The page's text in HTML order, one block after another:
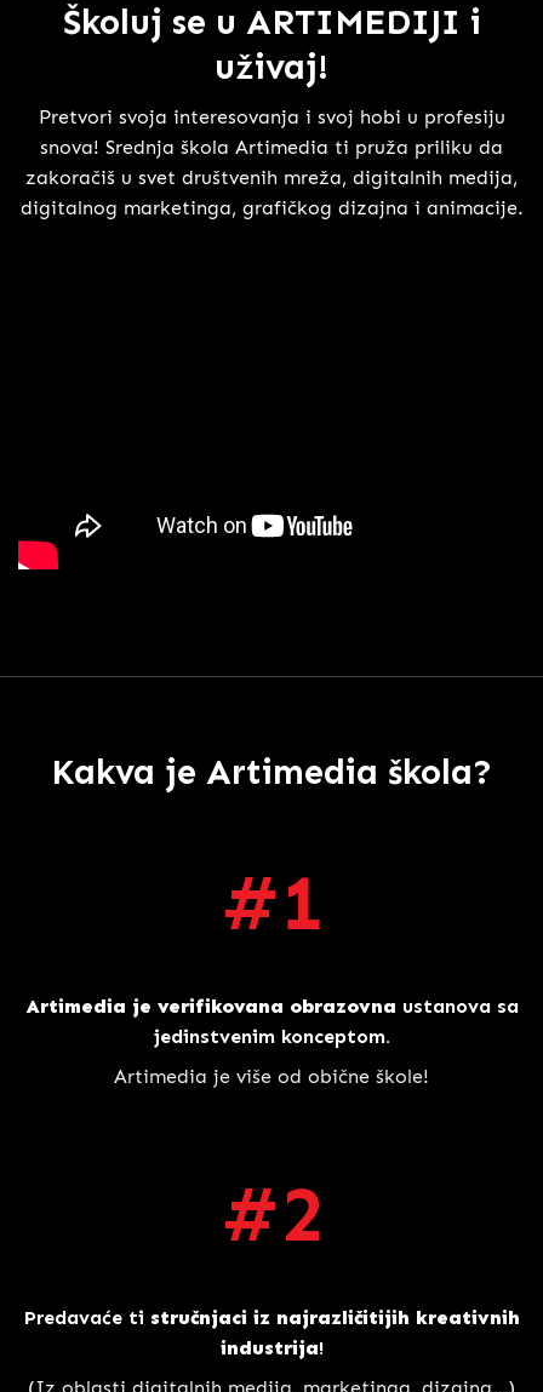
Školuj se u ARTIMEDIJI i
uživaj!
Pretvori svoja interesovanja i svoj hobi u profesiju
snova! Srednja škola Artimedia ti pruža priliku da
zakoračiš u svet društvenih mreža, digitalnih medija,
digitalnog marketinga, grafičkog dizajna i animacije.
Kakva je Artimedia škola?
#1
Artimedia je verifikovana obrazovna ustanova sa
jedinstvenim konceptom.
Artimedia je više od obične škole!
#2
Predavaće ti stručnjaci iz najrazličitijih kreativnih
industrija!
(Iz oblasti digitalnih medija, marketinga, dizajna…)